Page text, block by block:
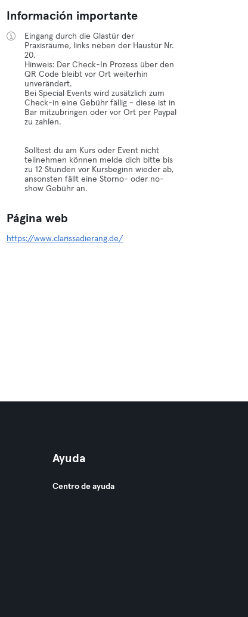
Información importante
Eingang durch die Glastür der
Praxisräume, links neben der Haustür Nr.
20.
Hinweis: Der Check-In Prozess über den
QR Code bleibt vor Ort weiterhin
unverändert.
Bei Special Events wird zusätzlich zum
Check-in eine Gebühr fällig - diese ist in
Bar mitzubringen oder vor Ort per Paypal
zu zahlen.
Solltest du am Kurs oder Event nicht
teilnehmen können melde dich bitte bis
zu 12 Stunden vor Kursbeginn wieder ab,
ansonsten fällt eine Storno- oder no-
show Gebühr an.
Página web
https://www.clarissadierang.de/
Ayuda
Centro de ayuda